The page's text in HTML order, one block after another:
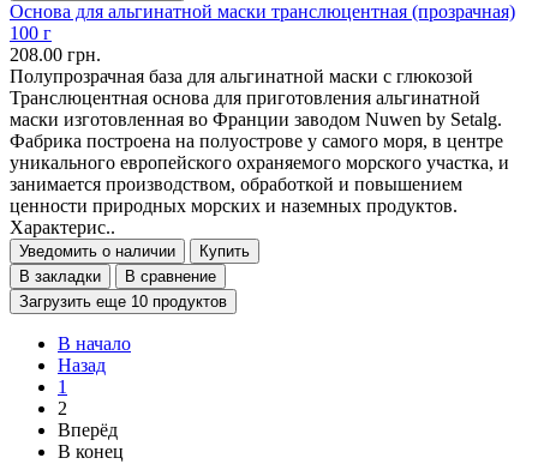
Основа для альгинатной маски транслюцентная (прозрачная)
100 г
208.00 грн.
Полупрозрачная база для альгинатной маски с глюкозой
Транслюцентная основа для приготовления альгинатной
маски изготовленная во Франции заводом Nuwen by Setalg.
Фабрика построена на полуострове у самого моря, в центре
уникального европейского охраняемого морского участка, и
занимается производством, обработкой и повышением
ценности природных морских и наземных продуктов.
Характерис..
Уведомить о наличии
Купить
В закладки
В сравнение
Загрузить еще 10 продуктов
В начало
Назад
1
2
Вперёд
В конец